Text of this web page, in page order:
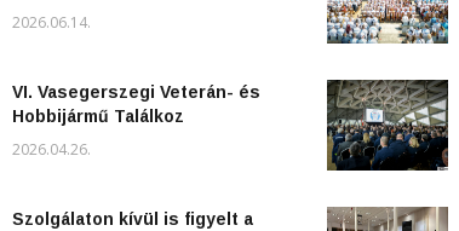
2026.06.14.
VI. Vasegerszegi Veterán- és
Hobbijármű Találkoz
2026.04.26.
Szolgálaton kívül is figyelt a